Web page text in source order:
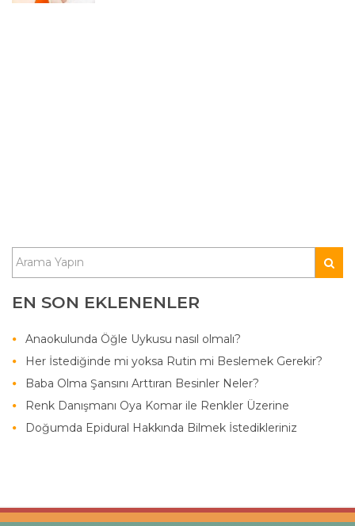
EN SON EKLENENLER
Anaokulunda Öğle Uykusu nasıl olmalı?
Her İstediğinde mi yoksa Rutin mi Beslemek Gerekir?
Baba Olma Şansını Arttıran Besinler Neler?
Renk Danışmanı Oya Komar ile Renkler Üzerine
Doğumda Epidural Hakkında Bilmek İstedikleriniz